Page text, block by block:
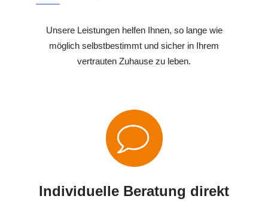
Unsere Leistungen helfen Ihnen, so lange wie
möglich selbstbestimmt und sicher in Ihrem
vertrauten Zuhause zu leben.
Individuelle Beratung direkt